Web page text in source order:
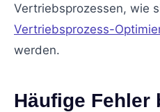
Vertriebsprozessen, wie
Vertriebsprozess-
werden.
Häufige Fehler